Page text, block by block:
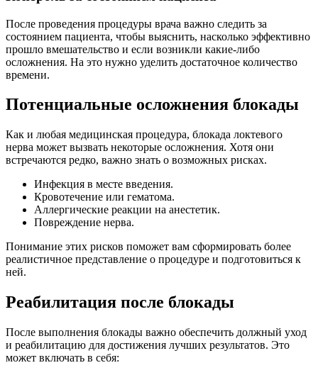
После проведения процедуры врача важно следить за
состоянием пациента, чтобы выяснить, насколько эффективно
прошло вмешательство и если возникли какие-либо
осложнения. На это нужно уделить достаточное количество
времени.
Потенциальные осложнения блокады
Как и любая медицинская процедура, блокада локтевого
нерва может вызвать некоторые осложнения. Хотя они
встречаются редко, важно знать о возможных рисках.
Инфекция в месте введения.
Кровотечение или гематома.
Аллергические реакции на анестетик.
Повреждение нерва.
Понимание этих рисков поможет вам сформировать более
реалистичное представление о процедуре и подготовиться к
ней.
Реабилитация после блокады
После выполнения блокады важно обеспечить должный уход
и реабилитацию для достижения лучших результатов. Это
может включать в себя: